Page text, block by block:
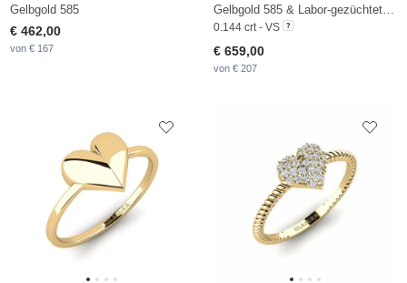
Gelbgold 585
€ 462,00
von € 167
Gelbgold 585 & Labor-gezüchteter Diamant
0.144 crt - VS
€ 659,00
von € 207